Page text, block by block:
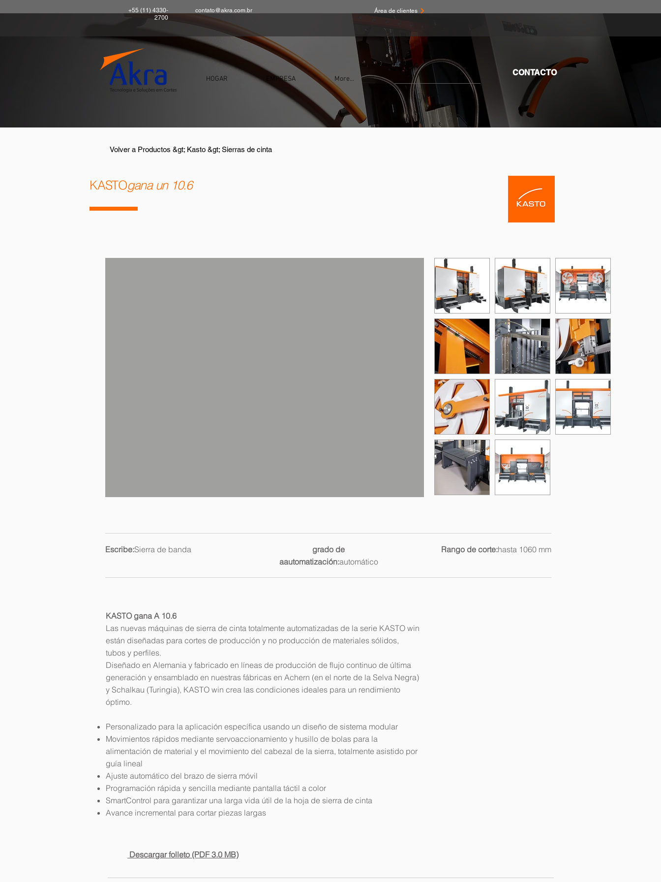
+55 (11) 4330-
2700
contato@akra.com.br Área de clientes
HOGAR EMPRESA More...
CONTACTO
Volver a Productos &gt; Kasto &gt; Sierras de cinta
KASTOgana un 10.6
Escribe:Sierra de banda
grado de
aautomatización:automático
Rango de corte:hasta 1060 mm
KASTO gana A 10.6
Las nuevas máquinas de sierra de cinta totalmente automatizadas de la serie KASTO win
están diseñadas para cortes de producción y no producción de materiales sólidos,
tubos y perfiles.
Diseñado en Alemania y fabricado en líneas de producción de flujo continuo de última
generación y ensamblado en nuestras fábricas en Achern (en el norte de la Selva Negra)
y Schalkau (Turingia), KASTO win crea las condiciones ideales para un rendimiento
óptimo.
Personalizado para la aplicación específica usando un diseño de sistema modular
Movimientos rápidos mediante servoaccionamiento y husillo de bolas para la
alimentación de material y el movimiento del cabezal de la sierra, totalmente asistido por
guía lineal
Ajuste automático del brazo de sierra móvil
Programación rápida y sencilla mediante pantalla táctil a color
SmartControl para garantizar una larga vida útil de la hoja de sierra de cinta
Avance incremental para cortar piezas largas
Descargar folleto (PDF 3.0 MB)